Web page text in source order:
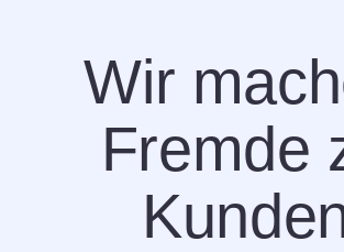
Wir
Fremde